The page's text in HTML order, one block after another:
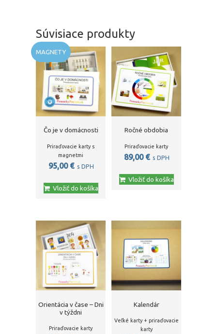
Súvisiace produkty
MAGNETY
Čo je v domácnosti
Priraďovacie karty s
magnetmi
95,00 € s DPH
Vložiť do košíka
Ročné obdobia
Priraďovacie karty
89,00 € s DPH
Vložiť do košíka
Orientácia v čase – Dni
v týždni
Priraďovacie karty
Kalendár
Veľké karty + priraďovacie
karty